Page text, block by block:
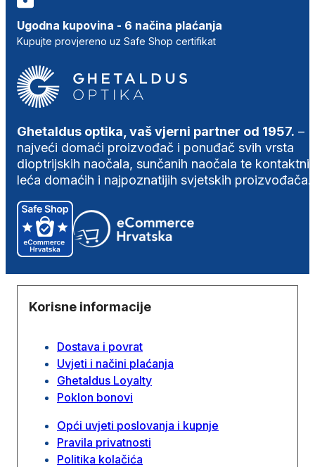
Ugodna kupovina - 6 načina plaćanja
Kupujte provjereno uz Safe Shop certifikat
Ghetaldus optika, vaš vjerni partner od 1957. –
najveći domaći proizvođač i ponuđač svih vrsta
dioptrijskih naočala, sunčanih naočala te
leća domaćih i najpoznatijih svjetskih proizvođača.
Korisne informacije
Dostava i povrat
Uvjeti i načini plaćanja
Ghetaldus Loyalty
Poklon bonovi
Opći uvjeti poslovanja i kupnje
Pravila privatnosti
Politika kolačića